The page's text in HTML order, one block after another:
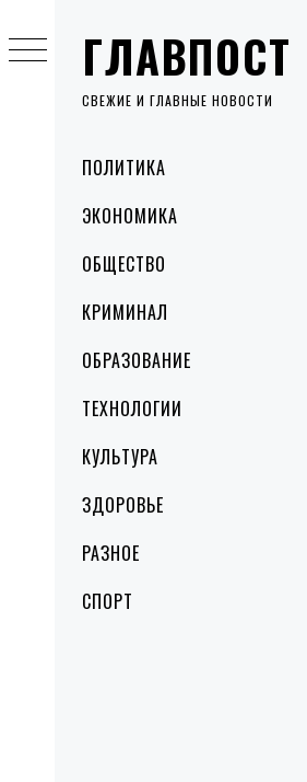
ГЛАВПОСТ
СВЕЖИЕ И ГЛАВНЫЕ НОВОСТИ
MenuПОЛИТИКА
ЭКОНОМИКА
ОБЩЕСТВО
КРИМИНАЛ
ОБРАЗОВАНИЕ
ТЕХНОЛОГИИ
КУЛЬТУРА
ЗДОРОВЬЕ
РАЗНОЕ
СПОРТ
to
content